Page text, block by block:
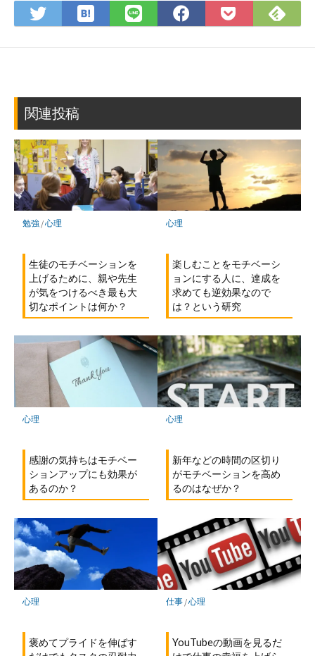
Twitter
で
は
て
ク
ー
ク
に
保
存
LINE
で
Facebook
で
Pocket
に
で
関連投稿
勉強/心理
生徒のモチベーションを
上げるために、親や先生
が気をつけるべき最も大
切なポイントは何か？
心理
楽しむことをモチベーシ
ョンにする人に、達成を
求めても逆効果なので
は？という研究
心理
感謝の気持ちはモチベー
ションアップにも効果が
あるのか？
心理
新年などの時間の区切り
がモチベーションを高め
るのはなぜか？
心理
褒めてプライドを伸ばす
仕事/心理
YouTubeの動画を見るだ